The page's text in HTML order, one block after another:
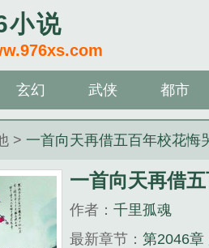
小说
玄幻 武侠 都市
>一首向天再借五百年校花悔
一首向天再借
作者：千里孤魂
最新章节：第2046章